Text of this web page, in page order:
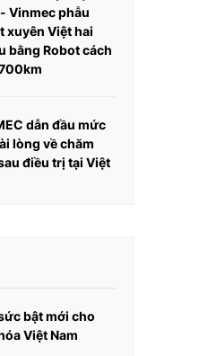
Vinmec phẫu
xuyên Việt hai
bằng Robot cách
dẫn đầu mức
lòng về chăm
điều trị tại Việt
bật mới cho
Việt Nam